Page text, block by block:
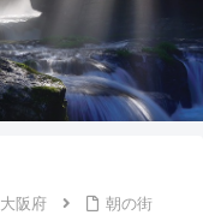
大阪府
朝の街